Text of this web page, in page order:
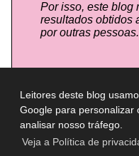
Leitores deste blog
Google para personalizar
analisar nosso tráfego.
Veja a Política de
Por isso, este blog
resultados obtidos
por outras pessoas.
LULU ON THE SKY - Todos os